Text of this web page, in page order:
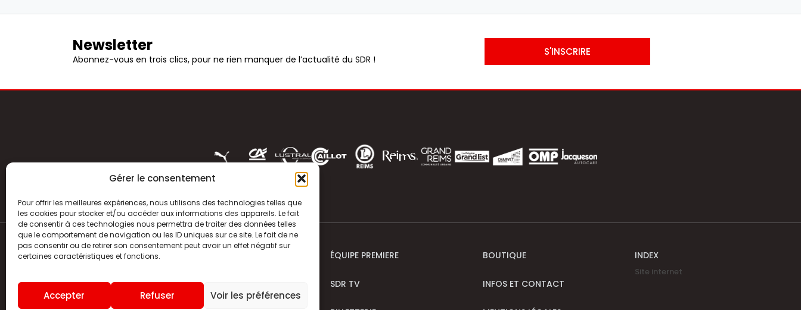
Gérer le consentement
Pour offrir les meilleures expériences, nous utilisons des technologies telles que
les cookies pour stocker et/ou accéder aux informations des appareils. Le fait
de consentir à ces technologies nous permettra de traiter des données telles
que le comportement de navigation ou les ID uniques sur ce site. Le fait de ne
pas consentir ou de retirer son consentement peut avoir un effet négatif sur
certaines caractéristiques et fonctions.
Accepter Refuser Voir les préférences
Newsletter
Abonnez-vous en trois clics, pour ne rien manquer de l’actualité du SDR !
S'INSCRIRE
HISTOIRE
ÉQUIPE PREMIERE
SDR TV
BOUTIQUE
INFOS ET CONTACT
INDEX
Site internet